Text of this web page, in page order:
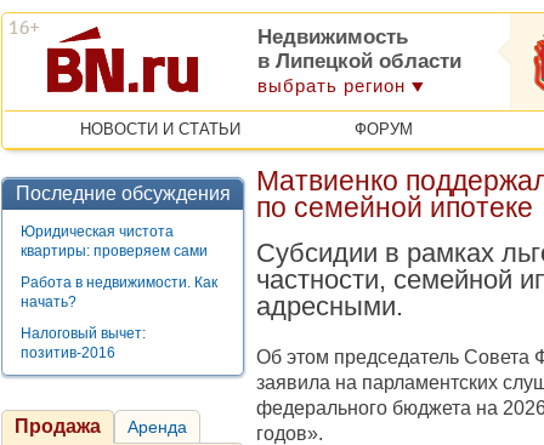
Недвижимость
в Липецкой области
выбрать регион
НОВОСТИ И СТАТЬИ ФОРУМ
Последние обсуждения
Юридическая чистота
квартиры: проверяем сами
Работа в недвижимости. Как
начать?
Налоговый вычет:
позитив-2016
Продажа Аренда
Матвиенко
по семейной ипотеке
Субсидии в рамках
частности, семейной
адресными.
Об этом председатель Совета
заявила на парламентских
федерального бюджета на
годов».